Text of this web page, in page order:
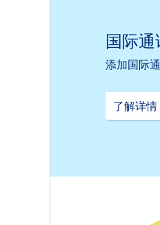
国际通
添加国际
了解详情